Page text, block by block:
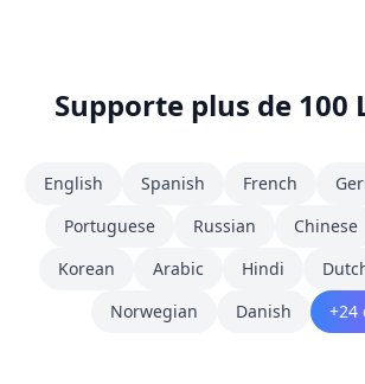
Supporte plus de 100
English Spanish French
Portuguese
Russian Chinese
Korean
Arabic Hindi
Norwegian
Danish +24